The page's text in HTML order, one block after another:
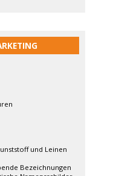
und Leinen
Bezeichnungen